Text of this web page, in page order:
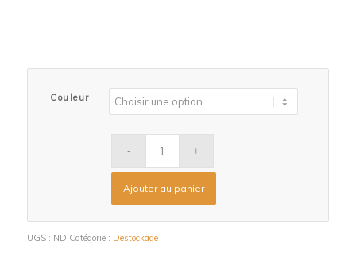
Couleur
Ajouter au panier
UGS : ND Catégorie : Destockage